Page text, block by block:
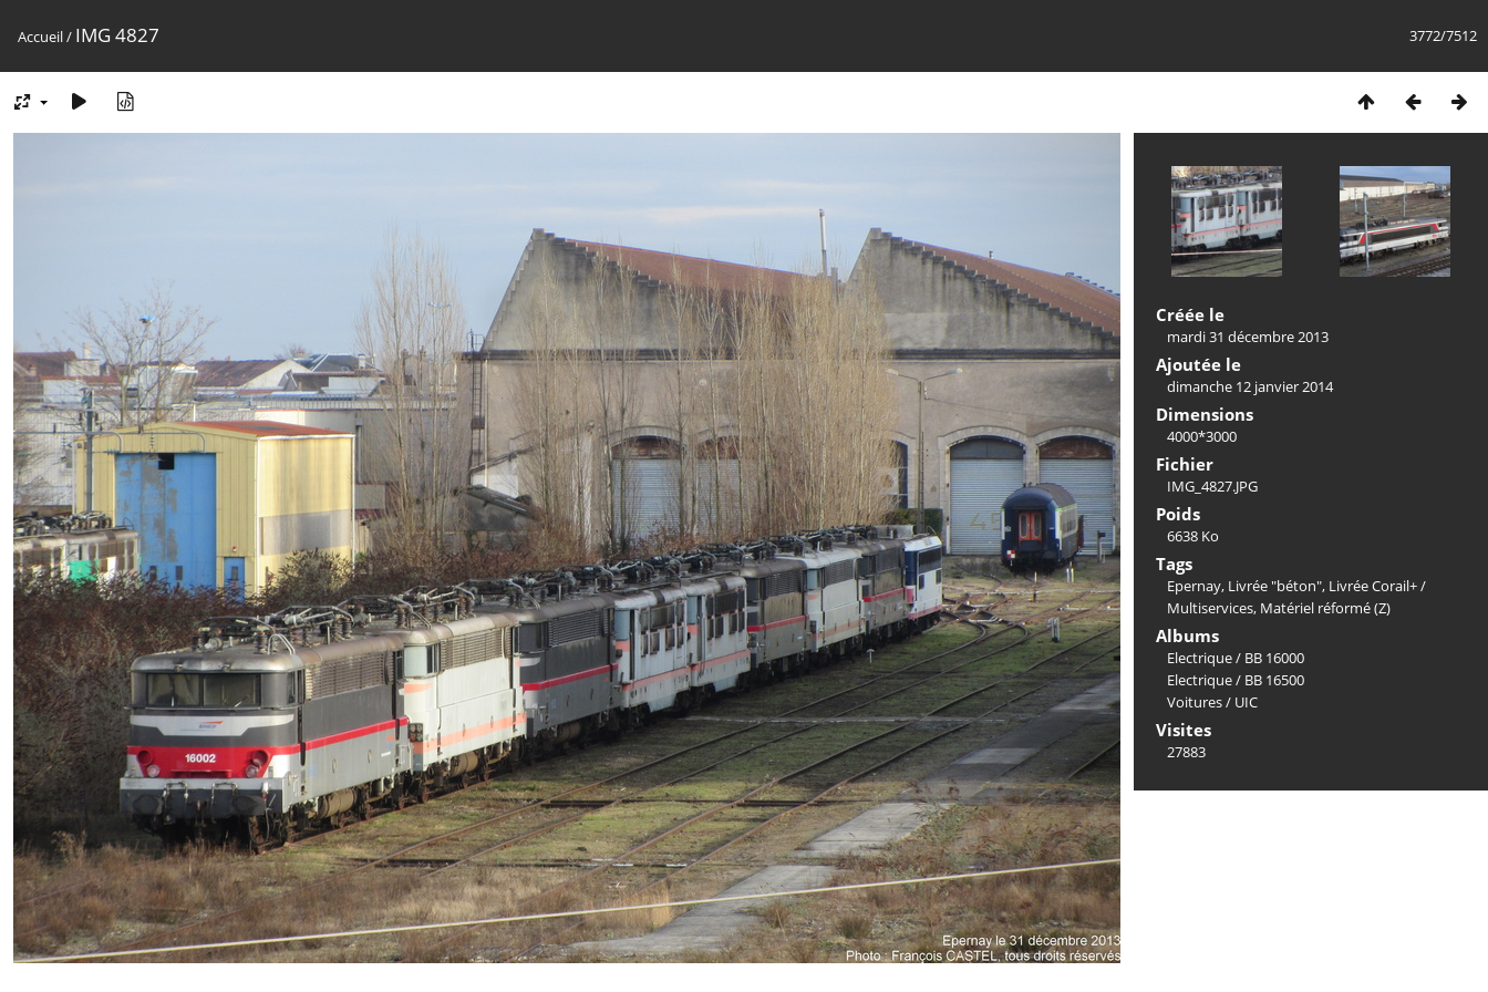
3772/7512
Accueil/ IMG 4827
Créée le
mardi 31 décembre 2013
Ajoutée le
dimanche 12 janvier 2014
Dimensions
4000*3000
Fichier
IMG_4827.JPG
Poids
6638 Ko
Tags
Epernay, Livrée "béton", Livrée Corail+ /
Multiservices, Matériel réformé (Z)
Albums
Electrique/ BB 16000
Electrique/ BB 16500
Voitures/ UIC
Visites
27883